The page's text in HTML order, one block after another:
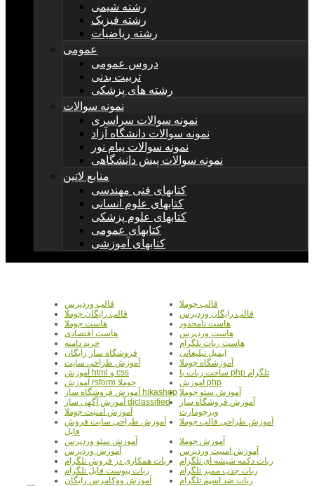
رشته شیمی
رشته فیزیک
رشته ریاضیات
عمومی
دروس عمومی
تربیت بدنی
رشته های پزشکی
نمونه سوالات
نمونه سوالات سراسری
نمونه سوالات دانشگاه آزاد
نمونه سوالات پیام نور
نمونه سوالات پیش دانشگاهی
منابع لاتین
کتابهای فنی مهندسی
کتابهای علوم انسانی
کتابهای علوم پزشکی
کتابهای عمومی
کتابهای آموزشی
قالب جوملا
قالب وردپرس
قالب رایگان وردپرس
قالب رایگان جوملا
هاست نامحدود
هاست جوملا
هاست وردپرس
هاست اقتصادی
هاست ربات تلگرام
خرید دامنه
ایمیل تبلیغاتی
فروشگاه ساز رایگان
آموزشگاه جوملا
آموزش طراحی سایت
ساخت ربات با php تلگرام
آموزش html و css
آموزش php
آموزش rsform جوملا
آموزش سئو جوملا آموزش فروشگاه ساز hikashop
آموزش فروشگاه ساز
ویرچومارت
آموزش آگهی ساز djclassified
آموزش امنیت جوملا
آموزش طراحی قالب جوملا
آموزش طراحی سایت فروش
فایل
آموزش جوملا
آموزش سئو وردپرس
آموزش امنیت وردپرس
آموزش وردپرس
ربات دکمه شیشه ای تلگرام
ربات همکاری در فروش تلگرام
ربات جذب ممبر تلگرام
ربات پیوست فایل تلگرام
ربات ضد اسپم تلگرام
آموزش ووکامرس رایگان